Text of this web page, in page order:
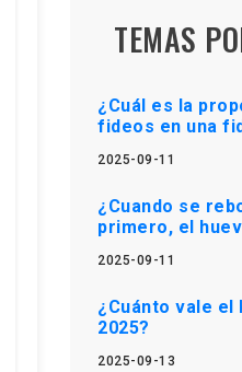
TEMAS
¿Cuál es la
fideos en una
2025-09-11
¿Cuando se
primero, el
2025-09-11
¿Cuánto vale el
2025?
2025-09-13